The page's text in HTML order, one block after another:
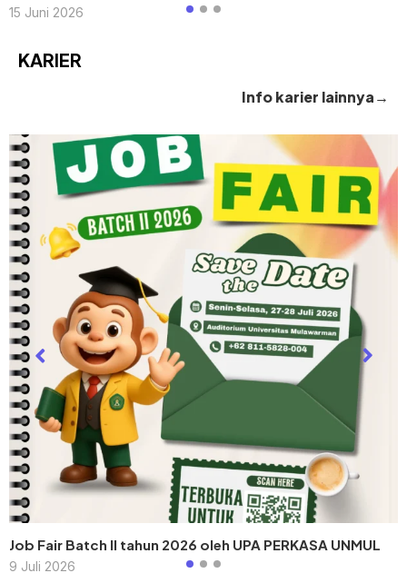
15 Juni 2026
KARIER
Info karier lainnya→
Job Fair Batch II tahun 2026 oleh UPA PERKASA UNMUL
9 Juli 2026